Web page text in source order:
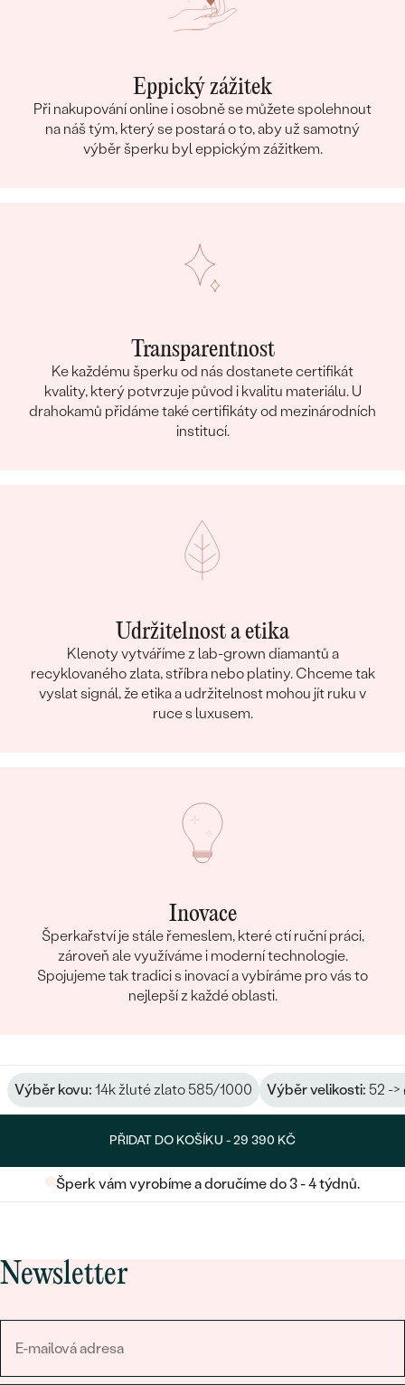
Eppický zážitek
Při nakupování online i osobně se můžete spolehnout
na náš tým, který se postará o to, aby už samotný
výběr šperku byl eppickým zážitkem.
Transparentnost
Ke každému šperku od nás dostanete certifikát
kvality, který potvrzuje původ i kvalitu materiálu. U
drahokamů přidáme také certifikáty od mezinárodních
institucí.
Udržitelnost a etika
Klenoty vytváříme z lab-grown diamantů a
recyklovaného zlata, stříbra nebo platiny. Chceme tak
vyslat signál, že etika a udržitelnost mohou jít ruku v
ruce s luxusem.
Inovace
Šperkařství je stále řemeslem, které ctí ruční práci,
zároveň ale využíváme i moderní technologie.
Spojujeme tak tradici s inovací a vybíráme pro vás to
nejlepší z každé oblasti.
Výběr kovu: 14k žluté zlato 585/1000 Výběr velikosti: 52 ->
PŘIDAT DO KOŠÍKU -29 390 KČ
Šperk vám vyrobíme a doručíme do 3 - 4 týdnů.
Newsletter